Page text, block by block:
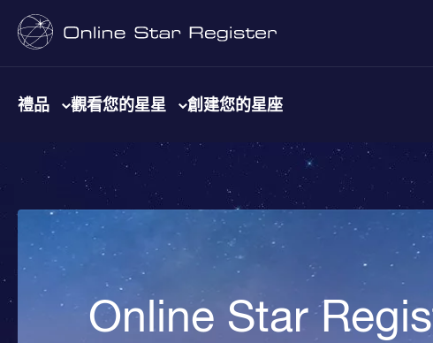
禮品 觀看您的星星 創建您的星座
Online Star